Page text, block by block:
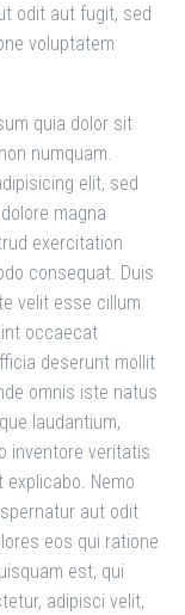
odit aut fugit, sed
voluptatem
quia dolor sit
numquam.
elit, sed
magna
exercitation
consequat. Duis
velit esse cillum
occaecat
deserunt mollit
omnis iste natus
laudantium,
inventore veritatis
Nemo
aut odit
eos qui ratione
est, qui
adipisci velit,